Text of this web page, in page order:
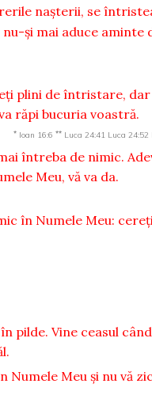
naşterii, se
şi mai aduce
plini de întristare, dar
răpi bucuria voastră.
* Ioan 16:6 ** Luca 24:41 Luca 24:52
întreba de nimic.
Meu, vă va da.
în Numele Meu:
pilde. Vine ceasul
Numele Meu şi nu vă